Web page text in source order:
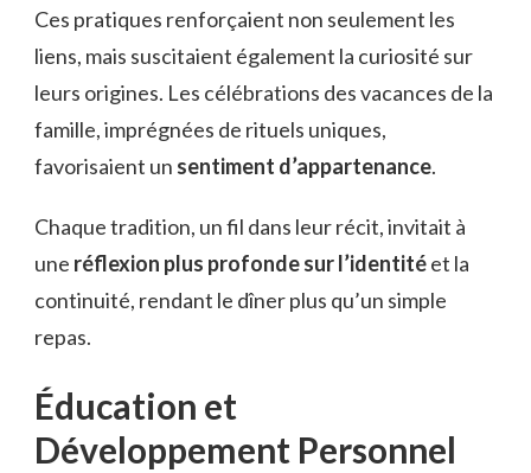
Ces pratiques renforçaient non seulement les
liens, mais suscitaient également la curiosité sur
leurs origines. Les célébrations des vacances de la
famille, imprégnées de rituels uniques,
favorisaient un sentiment d’appartenance.
Chaque tradition, un fil dans leur récit, invitait à
une réflexion plus profonde sur l’identitéet la
continuité, rendant le dîner plus qu’un simple
repas.
Éducation et
Développement Personnel